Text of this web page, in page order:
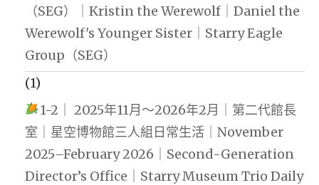
（SEG）｜Kristin the Werewolf｜Daniel the
Werewolf's Younger Sister｜Starry Eagle
Group（SEG）
(1)
1-2｜ 2025年11月～2026年2月｜第二代館長
室｜星空博物館三人組日常生活｜November
2025–February 2026｜Second-Generation
Director’s Office｜Starry Museum Trio Daily